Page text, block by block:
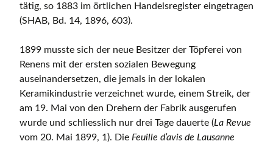
tätig, so 1883 im örtlichen Handelsregister eingetragen
(SHAB, Bd. 14, 1896, 603).
1899 musste sich der neue Besitzer der Töpferei von
Renens mit der ersten sozialen Bewegung
auseinandersetzen, die jemals in der lokalen
Keramikindustrie verzeichnet wurde, einem Streik, der
am 19. Mai von den Drehern der Fabrik ausgerufen
wurde und schliesslich nur drei Tage dauerte (La Revue
vom 20. Mai 1899, 1). Die Feuille d’avis de Lausanne